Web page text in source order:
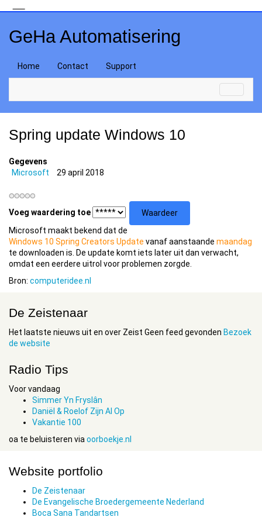
GeHa Automatisering
Home Contact Support
Spring update Windows 10
Gegevens
Microsoft
29 april 2018
Voeg waardering toe
Microsoft maakt bekend dat de
Windows 10 Spring Creators Update vanaf aanstaande maandag
te downloaden is. De update komt iets later uit dan verwacht,
omdat een eerdere uitrol voor problemen zorgde.
Bron: computeridee.nl
De Zeistenaar
Het laatste nieuws uit en over Zeist Geen feed gevonden Bezoek
de website
Radio Tips
Voor vandaag
Simmer Yn Fryslân
Daniël & Roelof Zijn Al Op
Vakantie 100
oa te beluisteren via oorboekje.nl
Website portfolio
De Zeistenaar
De Evangelische Broedergemeente Nederland
Boca Sana Tandartsen